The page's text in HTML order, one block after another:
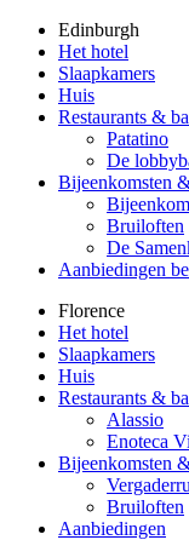
Edinburgh
Het hotel
Slaapkamers
Huis
Restaurants &
Patatino
De
Bijeenkomsten
Bruiloften
De
Aanbiedingen
Florence
Het hotel
Slaapkamers
Huis
Restaurants &
Alassio
Enoteca
Bijeenkomsten
Bruiloften
Aanbiedingen